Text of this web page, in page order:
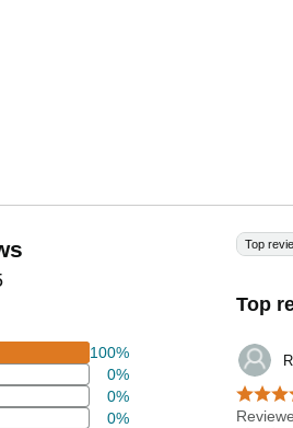
100%
0%
0%
0%
Top
Top